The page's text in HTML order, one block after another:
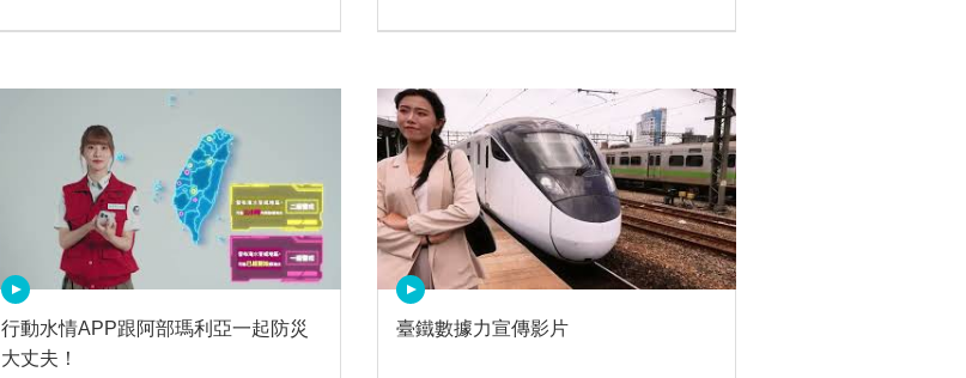
行動水情APP跟阿部瑪利亞一起防災
大丈夫！
臺鐵數據力宣傳影片